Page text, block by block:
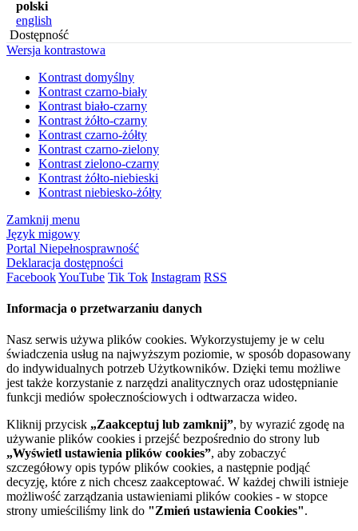
polski
english
Dostępność
Wersja kontrastowa
Kontrast domyślny
Kontrast czarno-biały
Kontrast biało-czarny
Kontrast żółto-czarny
Kontrast czarno-żółty
Kontrast czarno-zielony
Kontrast zielono-czarny
Kontrast żółto-niebieski
Kontrast niebiesko-żółty
Zamknij menu
Język migowy
Portal Niepełnosprawność
Deklaracja dostępności
FacebookYouTube Tik Tok Instagram RSS
Informacja o przetwarzaniu danych
Nasz serwis używa plików cookies. Wykorzystujemy je w celu
świadczenia usług na najwyższym poziomie, w sposób dopasowany
do indywidualnych potrzeb Użytkowników. Dzięki temu możliwe
jest także korzystanie z narzędzi analitycznych oraz udostępnianie
funkcji mediów społecznościowych i odtwarzacza wideo.
Kliknij przycisk „Zaakceptuj lub zamknij”, by wyrazić zgodę na
używanie plików cookies i przejść bezpośrednio do strony lub
„Wyświetl ustawienia plików cookies”, aby zobaczyć
szczegółowy opis typów plików cookies, a następnie podjąć
decyzję, które z nich chcesz zaakceptować. W każdej chwili istnieje
możliwość zarządzania ustawieniami plików cookies - w stopce
strony umieściliśmy link do "Zmień ustawienia Cookies".